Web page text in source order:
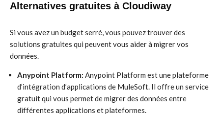
Alternatives gratuites à Cloudiway
Si vous avez un budget serré, vous pouvez trouver des
solutions gratuites qui peuvent vous aider à migrer vos
données.
Anypoint Platform: Anypoint Platform est une plateforme
d’intégration d’applications de MuleSoft. Il offre un service
gratuit qui vous permet de migrer des données entre
différentes applications et plateformes.